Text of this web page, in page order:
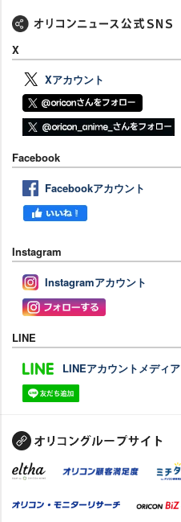
X
Xアカウント
Facebook
Facebookアカウント
Instagram
Instagramアカウント
LINE
LINEアカウントメディア